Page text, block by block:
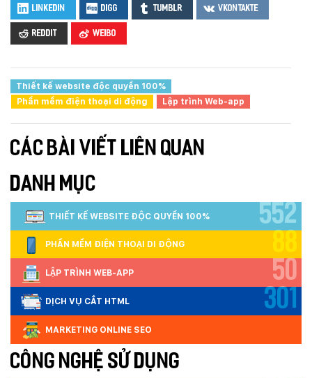
LinkedIn Digg Tumblr VKontakte
Reddit Weibo
Thiết kế website độc quyền 100%
Phần mềm điện thoại di động
Lập trình Web-app
CÁC BÀI VIẾT LIÊN QUAN
DANH MỤC
THIẾT KẾ WEBSITE ĐỘC QUYỀN 100% 552
PHẦN MỀM ĐIỆN THOẠI DI ĐỘNG 88
LẬP TRÌNH WEB-APP 50
DỊCH VỤ CẮT HTML 301
MARKETING ONLINE SEO
CÔNG NGHỆ SỬ DỤNG